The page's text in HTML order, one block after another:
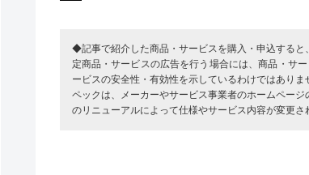
◆記事で紹介した商品・サービスを購入・申込する
定商品・サービスの広告を行う場合には、商品・サ
ービスの安全性・有効性を示しているわけではあり
ペックは、メーカーやサービス事業者のホームペー
のリニューアルによって仕様やサービス内容が変更